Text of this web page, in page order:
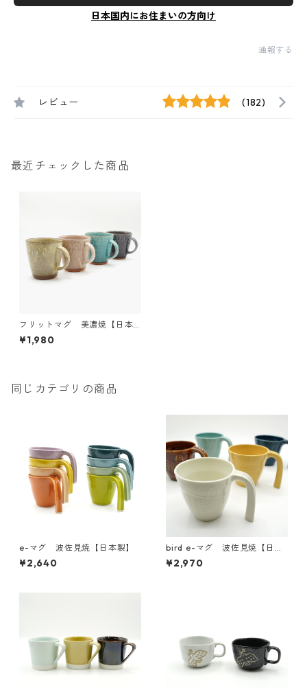
日本国内にお住まいの方向け
通報する
レビュー (182)
最近チェックした商品
フリットマグ 美濃焼【日本
製】
¥1,980
同じカテゴリの商品
e-マグ 波佐見焼【日本製】
¥2,640
bird e-マグ 波佐見焼【日本
製】
¥2,970